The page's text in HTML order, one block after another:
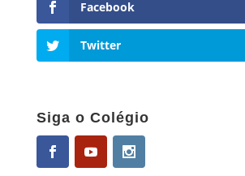
Facebook
Twitter
Siga o Colégio